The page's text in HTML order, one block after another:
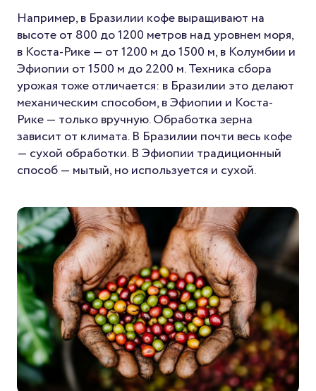
Например, в Бразилии кофе выращивают на
высоте от 800 до 1200 метров над уровнем моря,
в Коста-Рике — от 1200 м до 1500 м, в Колумбии и
Эфиопии от 1500 м до 2200 м. Техника сбора
урожая тоже отличается: в Бразилии это делают
механическим способом, в Эфиопии и Коста-
Рике — только вручную. Обработка зерна
зависит от климата. В Бразилии почти весь кофе
— сухой обработки. В Эфиопии традиционный
способ — мытый, но используется и сухой.